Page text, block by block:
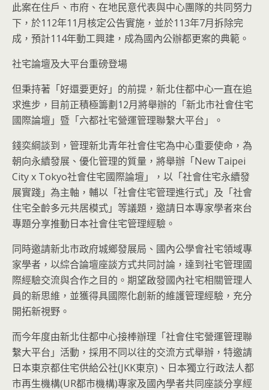
此案在住戶、市府、在地民意代表與中心團隊的共同努力
下，於112年11月核定公告實施，並於113年7月拆除完
成，預計114年動工興建，成為國內公辦都更案的典範。
社宅論壇及大平台重磅登場
但秉持著「好還要更好」的前提，新北住都中心一直在追
求進步，目前正積極籌劃12月將舉辦的「新北市社會住宅
國際論壇」暨「六都社宅營運管理聯繫大平台」。
錢奕綱談到，管理新北青年社會住宅為中心重要使命，為
朝向永續發展、優化管理的質量，將舉辦「New Taipei
City x Tokyo社會住宅國際論壇」，以「社會住宅永續發
展實踐」為主軸，輔以「社會住宅管理進行式」及「社會
住宅全齡多元共居模式」等議題，邀請日本專家學者來台
專題分享推動日本社會住宅管理經驗。
同時邀請新北市政府城鄉發展局、國內公學會社宅領域專
家學者，以綜合論壇座談方式共同討論，達到社宅管理國
際經驗交流與合作之目的。期望啟發國內社宅相關管理人
員的新思維，並獲得具國際化創新的維護管理經驗，充分
開拓新視野。
而今年度由新北住都中心接棒辦理「社會住宅營運管理聯
繫大平台」活動，採用不同以往的交流方式舉辦，特邀請
日本東京都住宅供給公社(JKK東京)、日本獨立行政法人都
市再生機構(UR都市機構)專家及國內學者共同座談分享經